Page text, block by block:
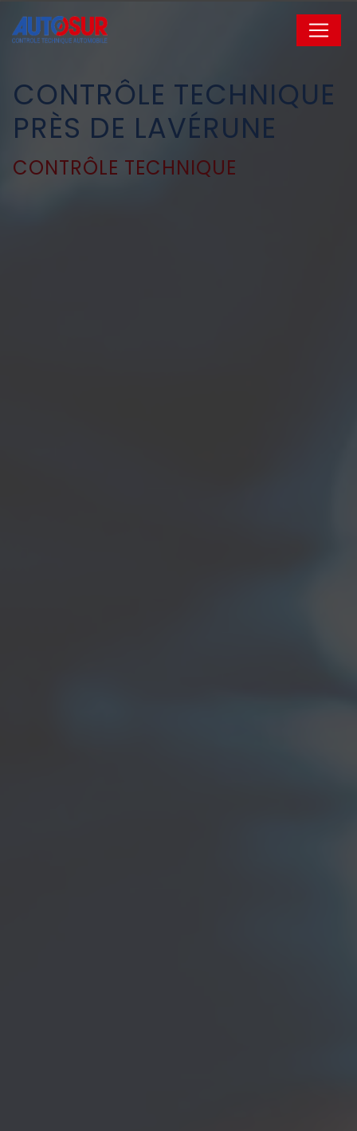
CONTRÔLE TECHNIQUE
PRÈS DE LAVÉRUNE
CONTRÔLE TECHNIQUE